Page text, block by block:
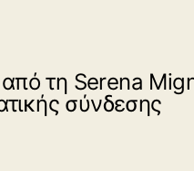
τη Serena
σύνδεσης